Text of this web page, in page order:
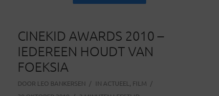
CINEKID AWARDS 2010 –
IEDEREEN HOUDT VAN
FOEKSIA
DOOR LEO BANKERSEN IN ACTUEEL , FILM